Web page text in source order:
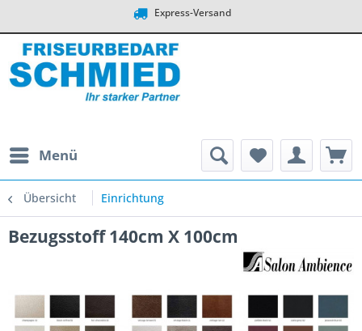
Express-Versand
Menü
Übersicht Einrichtung
Bezugsstoff 140cm X 100cm